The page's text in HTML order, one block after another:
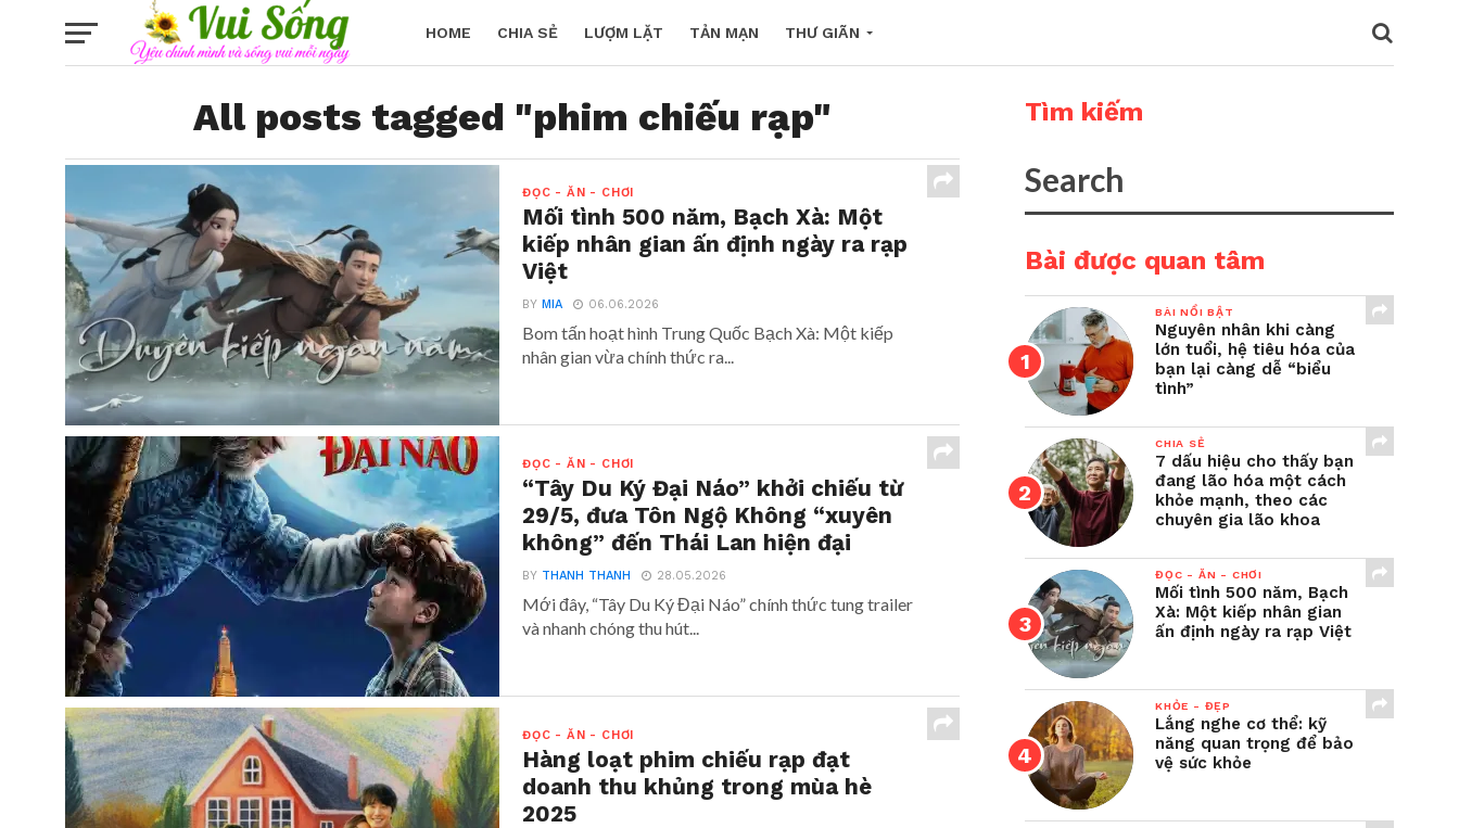
HOME CHIA SẺ LƯỢM LẶT TẢN MẠN THƯ GIÃN
All posts tagged "phim chiếu rạp"
ĐỌC - ĂN - CHƠI
Mối tình 500 năm, Bạch Xà: Một
kiếp nhân gian ấn định ngày ra rạp
Việt
BYMIA 06.06.2026
Bom tấn hoạt hình Trung Quốc Bạch Xà: Một kiếp
nhân gian vừa chính thức ra...
ĐỌC - ĂN - CHƠI
“Tây Du Ký Đại Náo” khởi chiếu từ
29/5, đưa Tôn Ngộ Không “xuyên
không” đến Thái Lan hiện đại
BY THANH THANH 28.05.2026
Mới đây, “Tây Du Ký Đại Náo” chính thức tung trailer
và nhanh chóng thu hút...
ĐỌC - ĂN - CHƠI
Hàng loạt phim chiếu rạp đạt
doanh thu khủng trong mùa hè
2025
Tìm kiếm
Bài được quan tâm
BÀI NỔI BẬT
Nguyên nhân khi càng
lớn tuổi, hệ tiêu hóa của
bạn lại càng dễ “biểu
tình”
CHIA SẺ
7 dấu hiệu cho thấy bạn
đang lão hóa một cách
khỏe mạnh, theo các
chuyên gia lão khoa
ĐỌC - ĂN - CHƠI
Mối tình 500 năm, Bạch
Xà: Một kiếp nhân gian
ấn định ngày ra rạp Việt
KHỎE - ĐẸP
Lắng nghe cơ thể: kỹ
năng quan trọng để bảo
vệ sức khỏe